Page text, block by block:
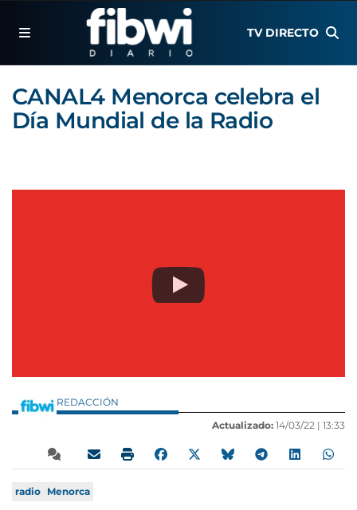
TV DIRECTO
CANAL4 Menorca celebra el
Día Mundial de la Radio
REDACCIÓN
Actualizado: 14/03/22 | 13:33
radio Menorca